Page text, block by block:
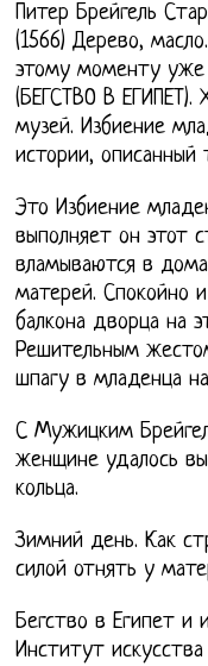
Питер Брейгель
(1566) Дерево,
этому моменту уже
(БЕГСТВО В ЕГИПЕТ).
музей. Избиение
истории, описанный
Это Избиение
выполняет он этот
вламываются в
матерей. Спокойно
балкона дворца на
Решительным
шпагу в младенца
С Мужицким
женщине удалось
кольца.
Зимний день. Как
силой отнять у
Бегство в Египет и
Институт